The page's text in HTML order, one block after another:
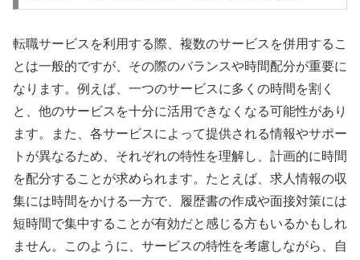
転職サービスを利用する際、複数のサービスを併用するこ
とは一般的ですが、その際のバランスや時間配分が重要に
なります。例えば、一つのサービスに多くの時間を割く
と、他のサービスを十分に活用できなくなる可能性があり
ます。また、各サービスによって提供される情報やサポー
トが異なるため、それぞれの特性を理解し、計画的に時間
を配分することが求められます。たとえば、求人情報の収
集には時間をかける一方で、履歴書の作成や面接対策には
短時間で集中することが有効だと感じる方もいるかもしれ
ません。このように、サービスの特性を考慮しながら、自